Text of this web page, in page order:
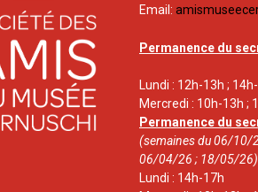
Email:
Permanence du
Lundi : 12h-13h ;
Mercredi : 10h-13h ;
Permanence du
(semaines du 06/
06/04/26 ; 18/05/26)
Lundi : 14h-17h